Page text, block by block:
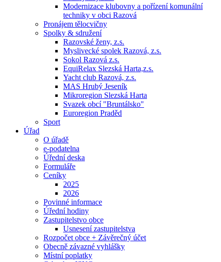
Modernizace klubovny a pořízení komunální
techniky v obci Razová
Pronájem tělocvičny
Spolky & sdružení
Razovské ženy, z.s.
Myslivecké spolek Razová, z.s.
Sokol Razová z.s.
EquiRelax Slezská Harta,z.s.
Yacht club Razová, z.s.
MAS Hrubý Jeseník
Mikroregion Slezská Harta
Svazek obcí "Bruntálsko"
Euroregion Praděd
Sport
Úřad
O úřadě
e-podatelna
Úřední deska
Formuláře
Ceníky
2025
2026
Povinné informace
Úřední hodiny
Zastupitelstvo obce
Usnesení zastupitelstva
Rozpočet obce + Závěrečný účet
Obecně závazné vyhlášky
Místní poplatky